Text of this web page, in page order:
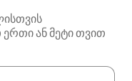
ან მეტი თვით